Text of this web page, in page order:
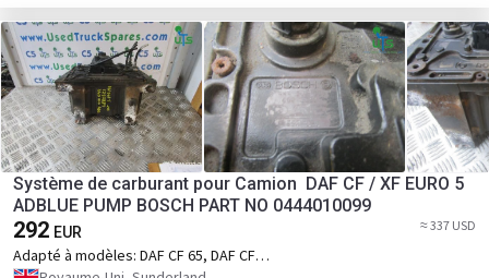
Système de carburant pour Camion DAF CF / XF EURO 5
ADBLUE PUMP BOSCH PART NO 0444010099
292 EUR ≈ 337 USD
Adapté à modèles: DAF CF 65, DAF CF